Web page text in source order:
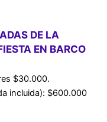
DE LA
EN BARCO
$30.000.
incluida): $600.000